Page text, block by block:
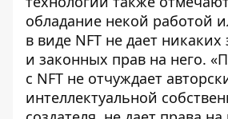
обладание некой работой
в виде NFT не дает
и законных прав на него.
с NFT не отчуждает
интеллектуальной